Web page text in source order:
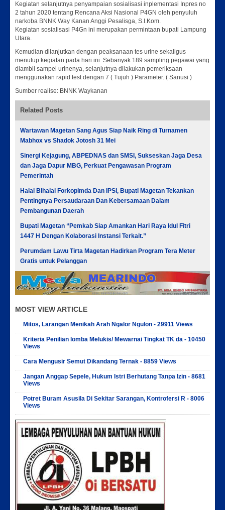
Kegiatan selanjutnya penyampaian sosialisasi inplementasi Inpres no
2 tahun 2020 tentang Rencana Aksi Nasional P4GN oleh penyuluh
narkoba BNNK Way Kanan Anggi Pesalisga, S.I.Kom.
Kegiatan sosialisasi P4Gn ini merupakan permintaan bupati Lampung
Utara.
Kemudian dilanjutkan dengan peaksanaan tes urine sekaligus
menutup kegiatan pada hari ini. Sebanyak 189 sampling pegawai yang
diambil sampel urinenya, selanjutnya dilakukan pemeriksaan
menggunakan rapid test dengan 7 ( Tujuh ) Parameter. ( Sanusi )
Sumber realise: BNNK Waykanan
Related Posts
Wartawan Magetan Sang Agus Siap Naik Ring di Turnamen
Mabhox vs Shadok Jotosh 31 Mei
Sinergi Kejagung, ABPEDNAS dan SMSI, Sukseskan Jaga Desa
dan Jaga Dapur MBG, Perkuat Pengawasan Program
Pemerintah
Halal Bihalal Forkopimda Dan IPSI, Bupati Magetan Tekankan
Pentingnya Persaudaraan Dan Kebersamaan Dalam
Pembangunan Daerah
Bupati Magetan “Pemkab Siap Amankan Hari Raya Idul Fitri
1447 H Dengan Kolaborasi Instansi Terkait.”
Perumdam Lawu Tirta Magetan Hadirkan Program Tera Meter
Gratis untuk Pelanggan
MOST VIEW ARTICLE
Mitos, Larangan Menikah Arah Ngalor Ngulon - 29911 Views
Kriteria Penilian lomba Melukis/ Mewarnai Tingkat TK da - 10450
Views
Cara Mengusir Semut Dikandang Ternak - 8859 Views
Jangan Anggap Sepele, Hukum Istri Berhutang Tanpa Izin - 8681
Views
Potret Buram Asusila Di Sekitar Sarangan, Kontrofersi R - 8006
Views